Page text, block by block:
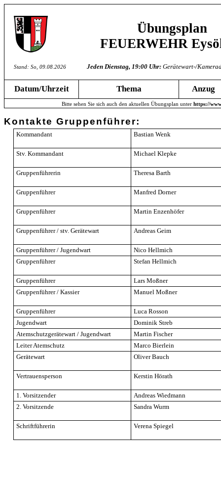
Übungsplan
FEUERWEHR
Stand: So, 09.08.2026 Jeden Dienstag, 19:00 Uhr: Gerätewart-/
Datum/Uhrzeit Thema Anzug
Bitte sehen Sie sich auch den aktuellen Übungsplan unter https://
Kontakte Gruppenführer:
Kommandant Bastian Wenk
Stv. Kommandant Michael Klepke
Gruppenführerin Theresa Barth
Gruppenführer Manfred Dorner
Gruppenführer Martin Enzenhöfer
Gruppenführer / stv. Gerätewart Andreas Geim
Gruppenführer / Jugendwart
Nico Hellmich
Gruppenführer
Stefan Hellmich
Gruppenführer
Lars Moßner
Gruppenführer / Kassier
Manuel Moßner
Gruppenführer
Luca Rosson
Jugendwart
Dominik Streb
Atemschutzgerätewart / Jugendwart
Martin Fischer
Leiter Atemschutz
Marco Bierlein
Gerätewart
Oliver Bauch
Vertrauensperson Kerstin Hörath
1. Vorsitzender
Andreas Wiedmann
2. Vorsitzende
Sandra Wurm
Schriftführerin Verena Spiegel